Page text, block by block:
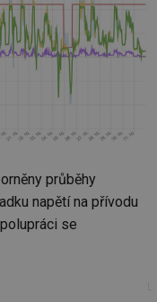
průběhy
napětí na přívodu
se